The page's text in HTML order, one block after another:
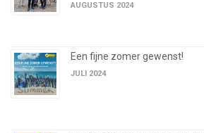
AUGUSTUS 2024
Een fijne zomer gewenst!
JULI 2024